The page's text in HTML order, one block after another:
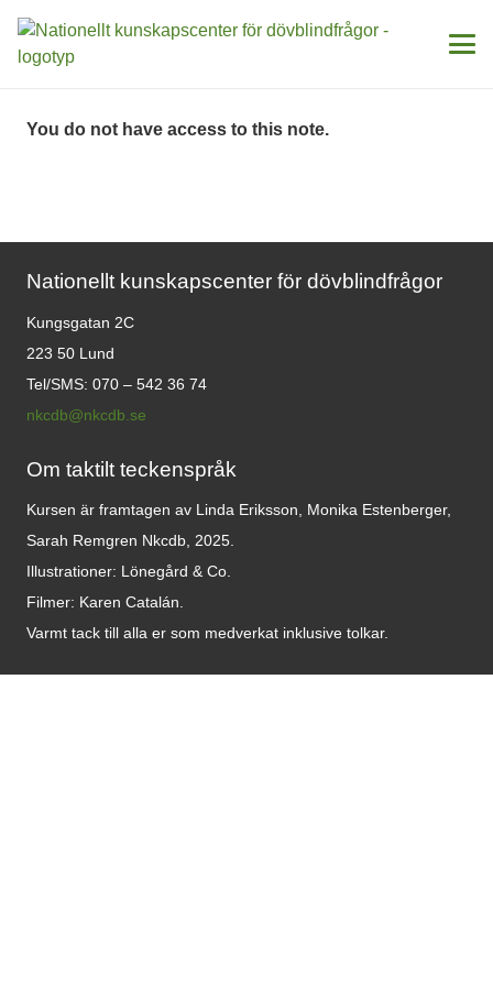
You do not have access to this note.
Nationellt kunskapscenter för dövblindfrågor
Kungsgatan 2C
223 50 Lund
Tel/SMS: 070 – 542 36 74
nkcdb@nkcdb.se
Om taktilt teckenspråk
Kursen är framtagen av Linda Eriksson, Monika Estenberger,
Sarah Remgren Nkcdb, 2025.
Illustrationer: Lönegård & Co.
Filmer: Karen Catalán.
Varmt tack till alla er som medverkat inklusive tolkar.